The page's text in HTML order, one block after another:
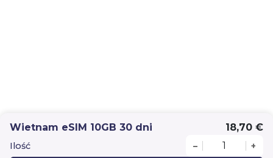
Wietnam eSIM 10GB 30 dni 18,70 €
Ilość – +